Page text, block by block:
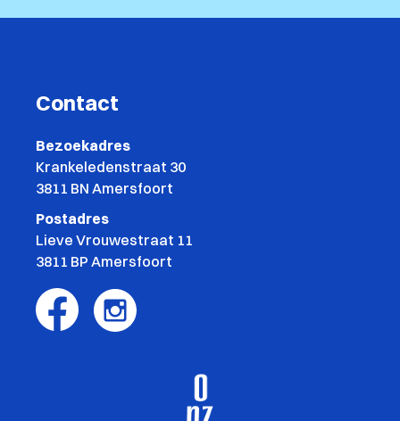
Contact
Bezoekadres
Krankeledenstraat 30
3811 BN Amersfoort
Postadres
Lieve Vrouwestraat 11
3811 BP Amersfoort